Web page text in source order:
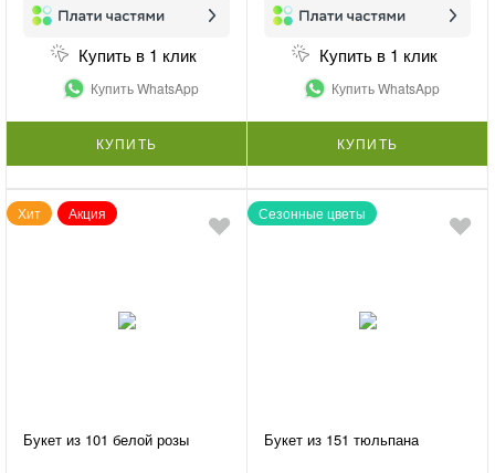
Купить в 1 клик
Купить WhatsApp
КУПИТЬ
Купить в 1 клик
Купить WhatsApp
КУПИТЬ
Хит Акция
Букет из 101 белой розы
Сезонные цветы
Букет из 151 тюльпана